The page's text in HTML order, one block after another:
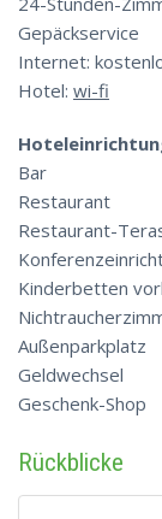
Gepäckservice
Internet:
Hotel: wi-fi
Bar
Restaurant
Restaurant-
Kinderbetten
Außenparkplatz
Geldwechsel
Geschenk-Shop
Rückblicke